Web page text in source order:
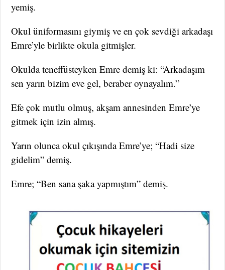
yemiş.
Okul üniformasını giymiş ve en çok sevdiği arkadaşı
Emre’yle birlikte okula gitmişler.
Okulda teneffüsteyken Emre demiş ki: “Arkadaşım
sen yarın bizim eve gel, beraber oynayalım.”
Efe çok mutlu olmuş, akşam annesinden Emre’ye
gitmek için izin almış.
Yarın olunca okul çıkışında Emre’ye; “Hadi size
gidelim” demiş.
Emre; “Ben sana şaka yapmıştım” demiş.